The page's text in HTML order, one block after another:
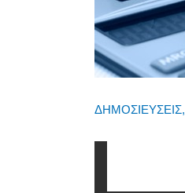
ΔΗΜΟΣΙΕΥΣΕΙΣ,